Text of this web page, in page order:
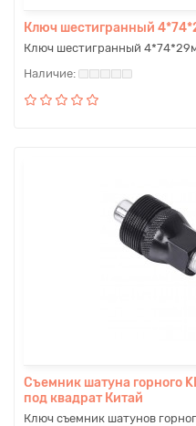
Ключ шестигранный
Ключ шестигранный
Съемник шатуна горного
под квадрат Китай
Ключ съемник шатунов